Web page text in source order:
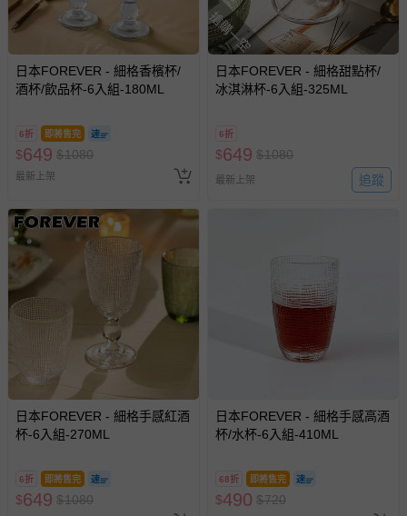
日本FOREVER - 細格香檳杯/
酒杯/飲品杯-6入組-180ML
6折 即將售完
$649 $1080
最新上架
搶購一空
日本FOREVER - 細格甜點杯/
冰淇淋杯-6入組-325ML
6折
$649 $1080
最新上架 追蹤
日本FOREVER - 細格手感紅酒
杯-6入組-270ML
6折 即將售完
$649 $1080
日本FOREVER - 細格手感高酒
杯/水杯-6入組-410ML
68折 即將售完
$490 $720